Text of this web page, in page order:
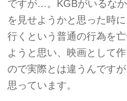
ですが…。KGBがいるな
を見せようかと思った時
行くという普通の行為を
ようと思い、映画として
ので実際とは違うんです
思っています。